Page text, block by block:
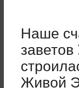
Наше
Живой